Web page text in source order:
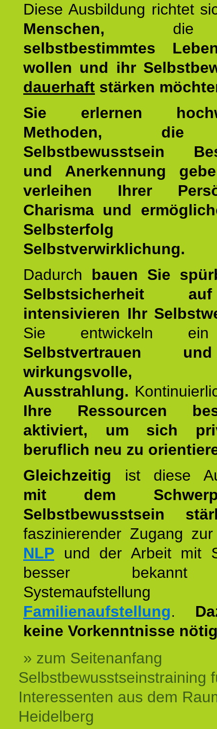
Diese Ausbildung richtet
Menschen,
selbstbestimmtes
wollen und ihr
dauerhaft stärken
Sie erlernen
Methoden, die
Selbstbewusstsein
und Anerkennung
verleihen Ihrer
Charisma und
Selbstverwirklichung.
Dadurch bauen Sie
Selbstsicherheit
intensivieren Ihr
Sie entwickeln ein
Selbstvertrauen
wirkungsvolle,
Ausstrahlung.
Ihre Ressourcen
aktiviert, um sich
beruflich neu zu
Gleichzeitig ist diese
mit dem
Selbstbewusstsein
faszinierender Zugang
NLP und der Arbeit mit
besser
Familienaufstellung.
keine Vorkenntnisse
» zum Seitenanfang
Selbstbewusstseinstraining
Interessenten aus dem
Heidelberg